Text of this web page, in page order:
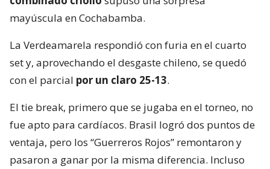
mayúscula en Cochabamba.
La Verdeamarela respondió con furia en el cuarto
set y, aprovechando el desgaste chileno, se quedó
con el parcial por un claro 25-13.
El tie break, primero que se jugaba en el torneo, no
fue apto para cardíacos. Brasil logró dos puntos de
ventaja, pero los “Guerreros Rojos” remontaron y
pasaron a ganar por la misma diferencia. Incluso